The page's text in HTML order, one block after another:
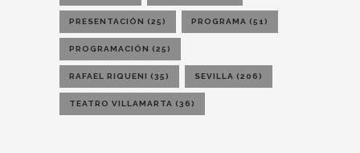
PRESENTACIÓN (25) PROGRAMA (51)
PROGRAMACIÓN (25)
RAFAEL RIQUENI (35) SEVILLA (206)
TEATRO VILLAMARTA (36)